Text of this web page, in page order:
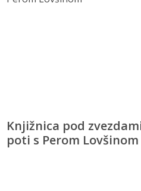
Knjižnica pod
poti s Perom Lovšinom